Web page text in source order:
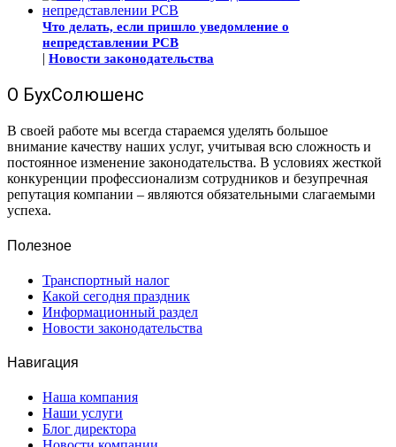
Что делать, если пришло уведомление о
непредставлении РСВ
| Новости законодательства
О БухСолюшенс
В своей работе мы всегда стараемся уделять большое
внимание качеству наших услуг, учитывая всю сложность и
постоянное изменение законодательства. В условиях жесткой
конкуренции профессионализм сотрудников и безупречная
репутация компании – являются обязательными слагаемыми
успеха.
Полезное
Транспортный налог
Какой сегодня праздник
Информационный раздел
Новости законодательства
Навигация
Наша компания
Наши услуги
Блог директора